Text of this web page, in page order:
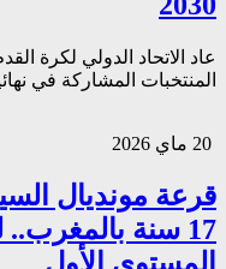
عاد الاتحاد الدولي لكرة
المنتخبات المشاركة في نهائيات
قرعة مونديال
17 سنة
المستوى الأول